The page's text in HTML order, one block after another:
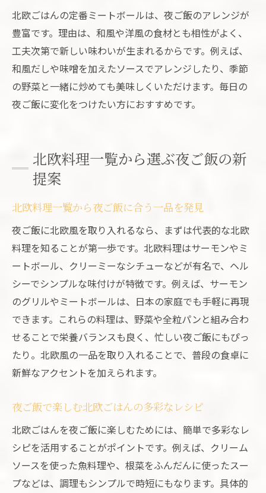
北欧ごはんの定番ミートボールは、夜ご飯のアレンジが
豊富です。理由は、和風や洋風の食材とも相性がよく、
工夫次第で新しい味わいが生まれるからです。例えば、
和風だしや味噌を加えたソースでアレンジしたり、季節
の野菜と一緒に炒めても美味しくいただけます。毎日の
夜ご飯に変化をつけたい方におすすめです。
北欧料理一覧から選ぶ夜ご飯の新
提案
北欧料理一覧から夜ご飯に合う一品を発見
夜ご飯に北欧風を取り入れるなら、まずは代表的な北欧
料理を知ることが第一歩です。北欧料理はサーモンやミ
ートボール、クリーミーなシチューなどが有名で、ヘル
シーでシンプルな味付けが特徴です。例えば、サーモン
のグリルやミートボールは、日本の家庭でも手軽に再現
できます。これらの料理は、野菜や全粒パンと組み合わ
せることで栄養バランスも良く、忙しい夜ご飯にもぴっ
たり。北欧風の一品を取り入れることで、普段の食卓に
新鮮なアクセントを加えられます。
夜ご飯で楽しむ北欧ごはんの多彩なレシピ
北欧ごはんを夜ご飯に楽しむためには、簡単で多彩なレ
シピを活用することがポイントです。例えば、クリーム
ソースを使った魚料理や、根菜をふんだんに使ったスー
プなどは、調理もシンプルで時短にもなります。具体的